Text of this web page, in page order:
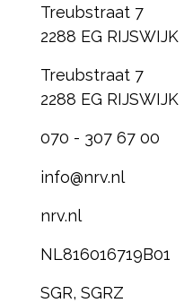
Treubstraat 7
2288 EG RIJSWIJK
Treubstraat 7
2288 EG RIJSWIJK
070 - 307 67 00
info@nrv.nl
nrv.nl
NL816016719B01
SGR, SGRZ